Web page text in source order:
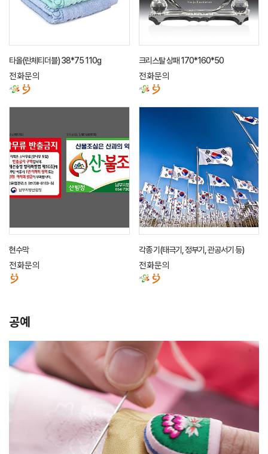
타올(란체티더블) 38*75 110g
전화문의
크리스탈 상패 170*160*50
전화문의
현수막
전화문의
각종 기(태극기, 정부기, 관공서기 등)
전화문의
공예